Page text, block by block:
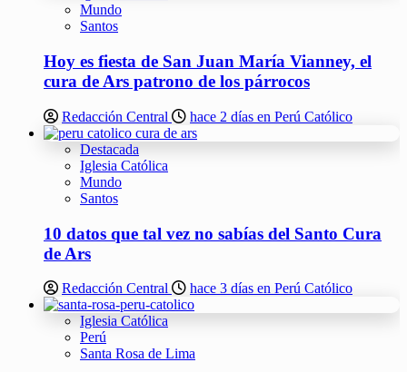
Mundo
Santos
Hoy es fiesta de San Juan María Vianney, el
cura de Ars patrono de los párrocos
Redacción Central hace 2 días en Perú Católico
Destacada
Iglesia Católica
Mundo
Santos
10 datos que tal vez no sabías del Santo Cura
de Ars
Redacción Central hace 3 días en Perú Católico
Iglesia Católica
Perú
Santa Rosa de Lima